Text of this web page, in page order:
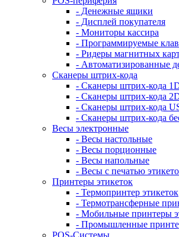
- Денежные ящики
- Дисплей покупателя
- Мониторы кассира
- Программируемые
- Ридеры магнитных
- Автоматизированные
Сканеры штрих-кода
- Сканеры штрих-кода
- Сканеры штрих-кода
- Сканеры штрих-кода
- Сканеры штрих-кода
Весы электронные
- Весы настольные
- Весы порционные
- Весы напольные
- Весы с печатью
Принтеры этикеток
- Термопринтер этикеток
- Термотрансферные
- Мобильные принтеры
- Промышленные
POS-Системы